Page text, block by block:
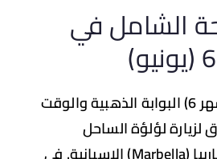
في
شهر يونيو (شهر 6) البوابة الذهبية والوقت
لؤلؤة الساحل